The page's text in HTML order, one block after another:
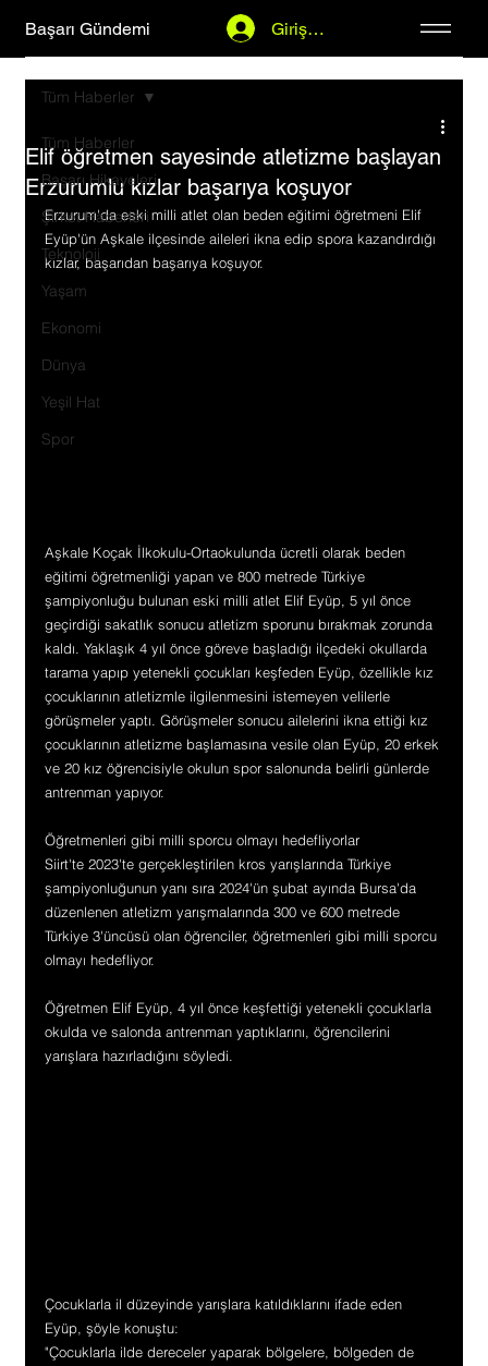
Başarı Gündemi Giriş Yap
Tüm Haberler
Başarı Hikayeleri
Şirket Haberleri
Teknoloji
Yaşam
Ekonomi
Dünya
Yeşil Hat
Spor
Tüm Haberler
Elif öğretmen sayesinde atletizme başlayan
Erzurumlu kızlar başarıya koşuyor
Erzurum'da eski milli atlet olan beden eğitimi öğretmeni Elif
Eyüp'ün Aşkale ilçesinde aileleri ikna edip spora kazandırdığı
kızlar, başarıdan başarıya koşuyor.
Aşkale Koçak İlkokulu-Ortaokulunda ücretli olarak beden
eğitimi öğretmenliği yapan ve 800 metrede Türkiye
şampiyonluğu bulunan eski milli atlet Elif Eyüp, 5 yıl önce
geçirdiği sakatlık sonucu atletizm sporunu bırakmak zorunda
kaldı. Yaklaşık 4 yıl önce göreve başladığı ilçedeki okullarda
tarama yapıp yetenekli çocukları keşfeden Eyüp, özellikle kız
çocuklarının atletizmle ilgilenmesini istemeyen velilerle
görüşmeler yaptı. Görüşmeler sonucu ailelerini ikna ettiği kız
çocuklarının atletizme başlamasına vesile olan Eyüp, 20 erkek
ve 20 kız öğrencisiyle okulun spor salonunda belirli günlerde
antrenman yapıyor.
Öğretmenleri gibi milli sporcu olmayı hedefliyorlar
Siirt'te 2023'te gerçekleştirilen kros yarışlarında Türkiye
şampiyonluğunun yanı sıra 2024'ün şubat ayında Bursa'da
düzenlenen atletizm yarışmalarında 300 ve 600 metrede
Türkiye 3'üncüsü olan öğrenciler, öğretmenleri gibi milli sporcu
olmayı hedefliyor.
Öğretmen Elif Eyüp, 4 yıl önce keşfettiği yetenekli çocuklarla
okulda ve salonda antrenman yaptıklarını, öğrencilerini
yarışlara hazırladığını söyledi.
Çocuklarla il düzeyinde yarışlara katıldıklarını ifade eden
Eyüp, şöyle konuştu:
"Çocuklarla ilde dereceler yaparak bölgelere, bölgeden de